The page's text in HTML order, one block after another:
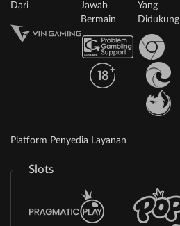
Dari
Jawab
Bermain
Yang
Didukung
Platform Penyedia Layanan
Slots